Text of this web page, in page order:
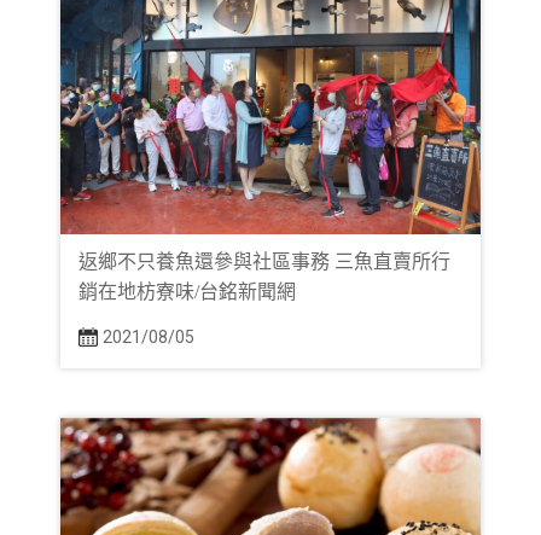
返鄉不只養魚還參與社區事務 三魚直賣所行
銷在地枋寮味/台銘新聞網
2021/08/05